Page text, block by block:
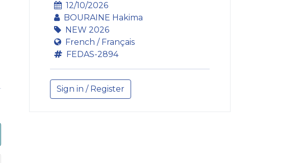
12/10/2026
BOURAINE Hakima
NEW 2026
French / Français
FEDAS-2894
Sign in / Register